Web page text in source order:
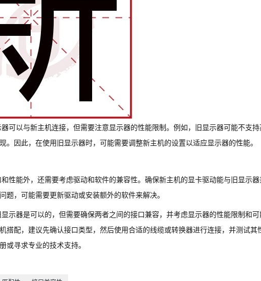
可以与新主机连接，但需要注意显示器的性能限制。例如，旧显示器可能不支
。因此，在使用旧显示器时，可能需要调整新主机的设置以适应显示器的性能。
性能外，还需要考虑驱动和软件的兼容性。确保新主机的显卡驱动能与旧显示
题，可能需要更新驱动或安装额外的软件来解决。
示器是可以的，但需要确保两者之间的接口兼容，并考虑显示器的性能限制和
搭配，建议先确认接口类型，然后使用合适的线缆或转换器进行连接，并测试其
或寻求专业的技术支持。